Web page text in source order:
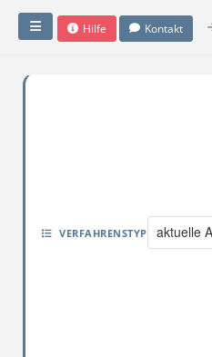
Hilfe Kontakt
VERFAHRENSTYP aktuelle